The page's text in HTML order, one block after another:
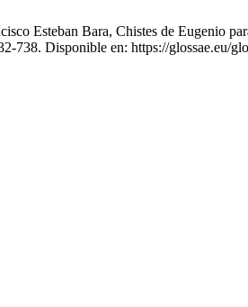
Esteban Bara, Chistes de Eugenio
738. Disponible en: https://glossae.eu/